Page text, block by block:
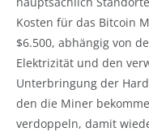
Kosten für das Bitcoin
$6.500, abhängig von
Elektrizität und den
Unterbringung der
den die Miner
verdoppeln, damit